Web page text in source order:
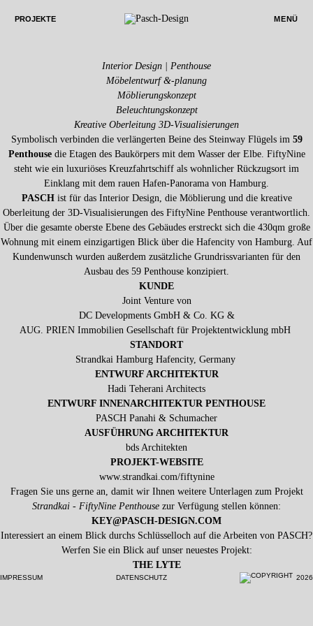
PROJEKTE MENÜ
Unsere Leistungen
Interior Design | Penthouse
Möbelentwurf &-planung
Möblierungskonzept
Beleuchtungskonzept
Kreative Oberleitung 3D-Visualisierungen
Symbolisch verbinden die verlängerten Beine des Steinway Flügels im 59
Penthousedie Etagen des Baukörpers mit dem Wasser der Elbe. FiftyNine
steht wie ein luxuriöses Kreuzfahrtschiff als wohnlicher Rückzugsort im
Einklang mit dem rauen Hafen-Panorama von Hamburg.
PASCHist für das Interior Design, die Möblierung und die kreative
Oberleitung der 3D-Visualisierungen des FiftyNine Penthouse verantwortlich.
Über die gesamte oberste Ebene des Gebäudes erstreckt sich die 430qm große
Wohnung mit einem einzigartigen Blick über die Hafencity von Hamburg. Auf
Kundenwunsch wurden außerdem zusätzliche Grundrissvarianten für den
Ausbau des 59 Penthouse konzipiert.
KUNDE
Joint Venture von
DC Developments GmbH & Co. KG &
AUG. PRIEN Immobilien Gesellschaft für Projektentwicklung mbH
STANDORT
Strandkai Hamburg Hafencity, Germany
ENTWURF ARCHITEKTUR
Hadi Teherani Architects
ENTWURF INNENARCHITEKTUR PENTHOUSE
PASCH Panahi & Schumacher
AUSFÜHRUNG ARCHITEKTUR
bds Architekten
PROJEKT-WEBSITE
www.strandkai.com/fiftynine
Fragen Sie uns gerne an, damit wir Ihnen weitere Unterlagen zum Projekt
Strandkai - FiftyNine Penthouse zur Verfügung stellen können:
KEY@PASCH-DESIGN.COM
Interessiert an einem Blick durchs Schlüsselloch auf die Arbeiten von PASCH?
Werfen Sie ein Blick auf unser neuestes Projekt:
THE LYTE
IMPRESSUM DATENSCHUTZ 2026